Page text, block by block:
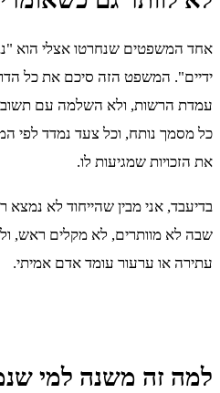
אחד המשפטים שנחרטו אצלי הוא
ידיים". המשפט הזה סיכם את כל
עמדת הרשות, ולא השלמה עם
כל מסמך נותח, וכל צעד נמדד לפי
את הזכויות שמגיעות לו.
בדיעבד, אני מבין שהייחוד לא
שבה לא מוותרים, לא מקלים ראש,
עתירה או ערעור עומד אדם אמיתי.
למה זה משנה למי